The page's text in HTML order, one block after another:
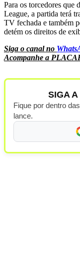
Para os torcedores que
League, a partida terá
TV fechada e também
detém os direitos de
Siga o canal no
Acompanhe a
SIGA
Fique por dentro
lance.